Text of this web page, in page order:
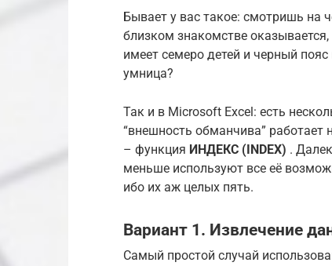
Бывает у вас такое: смотришь на
близком знакомстве
имеет семеро детей и черный
умница?
Так и в Microsoft Excel: есть
“внешность обманчива” работает
– функция ИНДЕКС (INDEX) .
меньше используют все её
ибо их аж целых пять.
Вариант 1. Извлечение
Самый простой случай